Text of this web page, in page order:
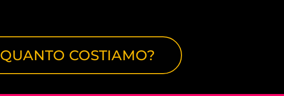
QUANTO COSTIAMO?